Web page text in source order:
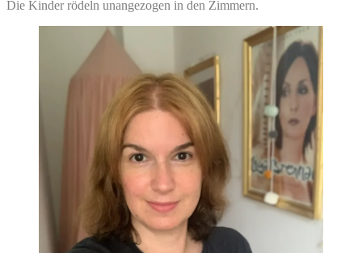
Die Kinder rödeln unangezogen in den Zimmern.